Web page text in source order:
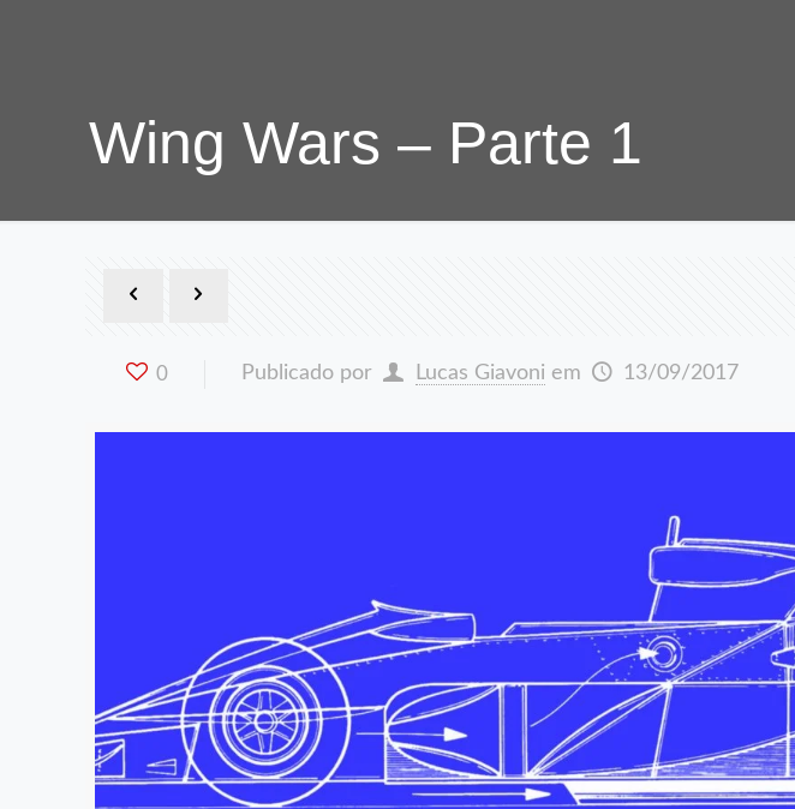
Wing Wars – Parte 1
0 Publicado por Lucas Giavoni em 13/09/2017